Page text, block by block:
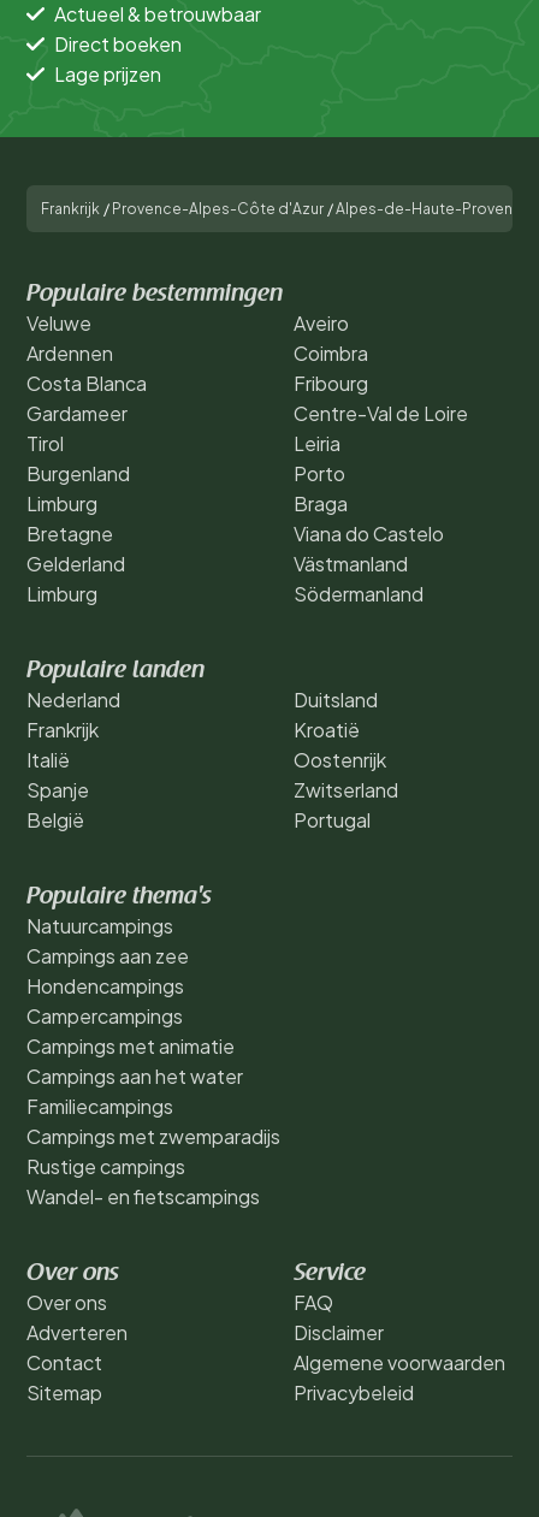
Actueel & betrouwbaar
Direct boeken
Lage prijzen
Frankrijk / Provence-Alpes-Côte d'Azur /Alpes-de-Haute-Provence
Populaire bestemmingen
Veluwe
Ardennen
Costa Blanca
Gardameer
Tirol
Burgenland
Limburg
Bretagne
Gelderland
Limburg
Aveiro
Coimbra
Fribourg
Centre-Val de Loire
Leiria
Porto
Braga
Viana do Castelo
Västmanland
Södermanland
Populaire landen
Nederland
Frankrijk
Italië
Spanje
België
Duitsland
Kroatië
Oostenrijk
Zwitserland
Portugal
Populaire thema's
Natuurcampings
Campings aan zee
Hondencampings
Campercampings
Campings met animatie
Campings aan het water
Familiecampings
Campings met zwemparadijs
Rustige campings
Wandel- en fietscampings
Over ons
Over ons
Adverteren
Contact
Sitemap
Service
FAQ
Disclaimer
Algemene voorwaarden
Privacybeleid